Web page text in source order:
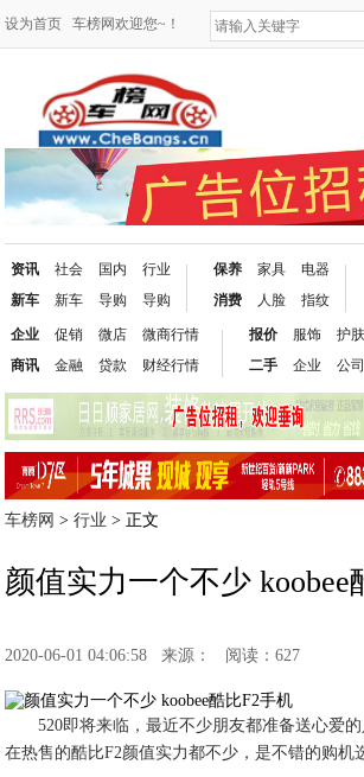
设为首页 车榜网欢迎您~！
资讯
新车
社会
新车
国内
导购
行业
导购
保养
消费
家具
人脸
电器
指纹
企业
商讯
促销
金融
微店
贷款
微商行情
财经行情
报价
二手
服饰
企业
护
公
车榜网 >行业 > 正文
颜值实力一个不少 koobee
2020-06-01 04:06:58 来源： 阅读：627
520即将来临，最近不少朋友都准备送心爱
在热售的酷比F2颜值实力都不少，是不错的购机